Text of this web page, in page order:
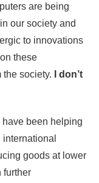
are being
our society and
to innovations
these
society.
I don’t
been helping
goods at lower
further